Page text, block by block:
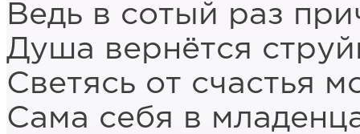
Ведь в сотый раз
Душа вернётся
Светясь от счастья
Сама себя в